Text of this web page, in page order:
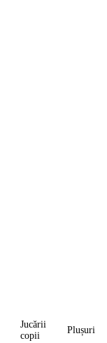
Jucării
copii
Plușuri